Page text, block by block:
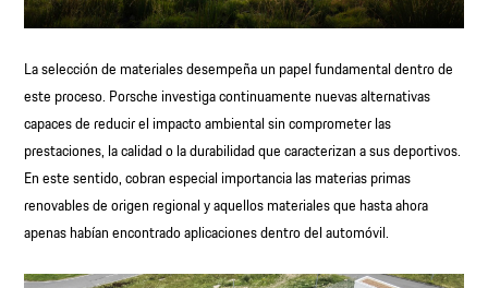
La selección de materiales desempeña un papel fundamental dentro de
este proceso. Porsche investiga continuamente nuevas alternativas
capaces de reducir el impacto ambiental sin comprometer las
prestaciones, la calidad o la durabilidad que caracterizan a sus deportivos.
En este sentido, cobran especial importancia las materias primas
renovables de origen regional y aquellos materiales que hasta ahora
apenas habían encontrado aplicaciones dentro del automóvil.